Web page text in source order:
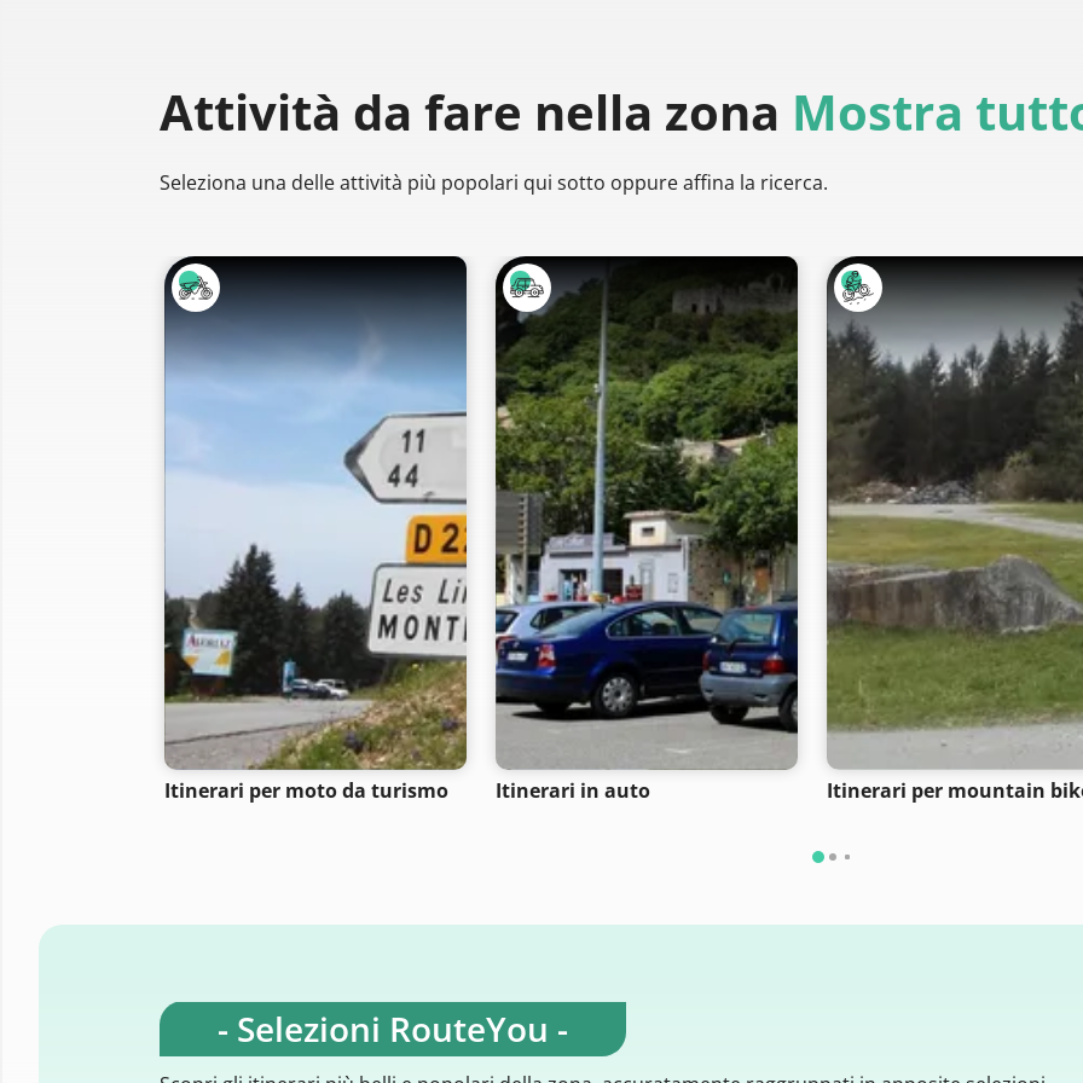
Attività da fare nella zona Mostra
Seleziona una delle attività più popolari qui sotto oppure affina la ricerca.
Itinerari per moto da turismo Itinerari in auto Itinerari per mountain
- Selezioni RouteYou -